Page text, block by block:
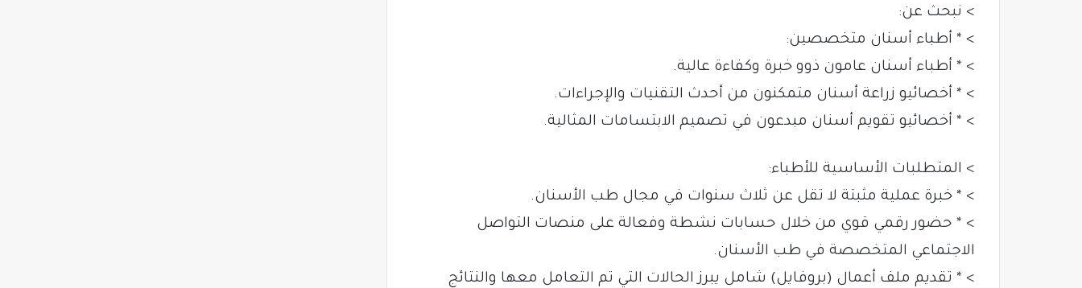
> نبحث عن:
> * أطباء أسنان متخصصين:
> * أطباء أسنان عامون ذوو خبرة وكفاءة عالية.
> * أخصائيو زراعة أسنان متمكنون من أحدث التقنيات والإجراءات.
> * أخصائيو تقويم أسنان مبدعون في تصميم الابتسامات المثالية.
> المتطلبات الأساسية للأطباء:
> * خبرة عملية مثبتة لا تقل عن ثلاث سنوات في مجال طب الأسنان.
> * حضور رقمي قوي من خلال حسابات نشطة وفعالة على منصات التواصل
الاجتماعي المتخصصة في طب الأسنان.
> * تقديم ملف أعمال (بروفايل) شامل يبرز الحالات التي تم التعامل معها والنتائج